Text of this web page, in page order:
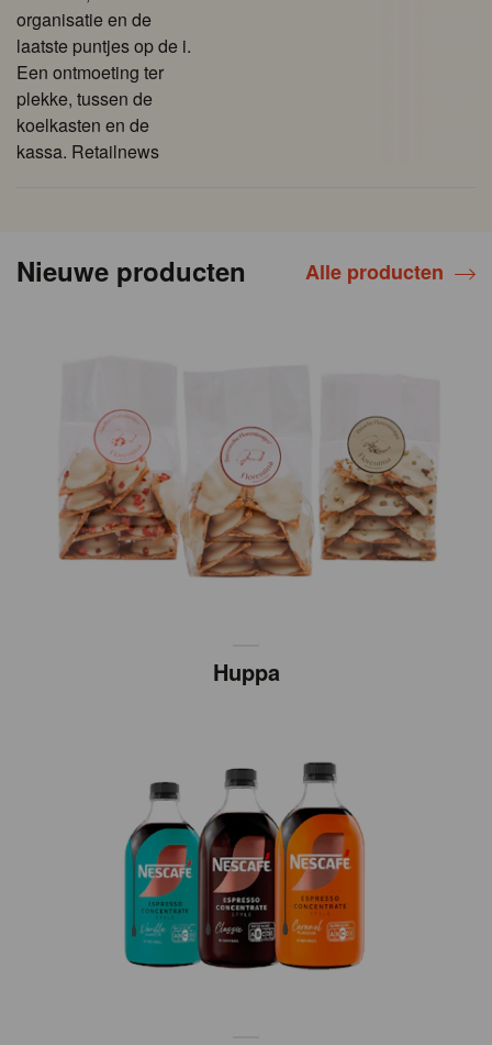
organisatie en de
laatste puntjes op de i.
Een ontmoeting ter
plekke, tussen de
koelkasten en de
kassa. Retailnews
Nieuwe producten Alle producten
Huppa